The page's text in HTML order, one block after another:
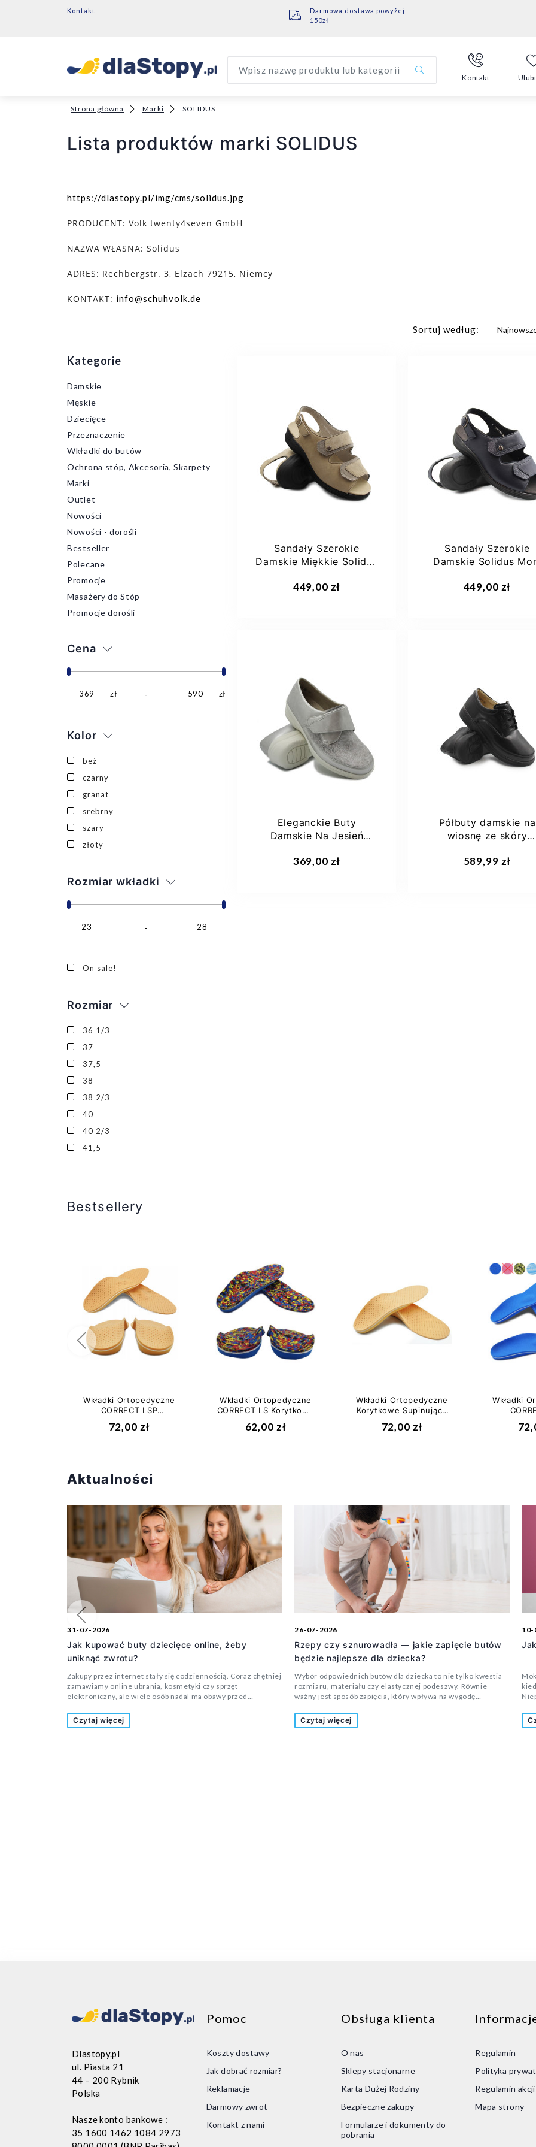
Kontakt
Darmowa dostawa powyżej
150zł
Wpisz nazwę produktu lub kategorii
Kontakt
Strona główna Marki SOLIDUS
Lista produktów marki SOLIDUS
https://dlastopy.pl/img/cms/solidus.jpg
PRODUCENT: Volk twenty4seven GmbH
NAZWA WŁASNA: Solidus
ADRES: Rechbergstr. 3, Elzach 79215, Niemcy
KONTAKT: info@schuhvolk.de
Kategorie
Damskie
Męskie
Dziecięce
Przeznaczenie
Wkładki do butów
Ochrona stóp, Akcesoria, Skarpety
Marki
Outlet
Nowości
Nowości - dorośli
Bestseller
Polecane
Promocje
Masażery do Stóp
Promocje dorośli
Cena
369 zł 590 zł
Kolor
beż
czarny
granat
srebrny
szary
złoty
Rozmiar wkładki
23 28
On sale!
Rozmiar
36 1/3
37
37,5
38
38 2/3
40
40 2/3
41,5
Sortuj według:
Sandały Szerokie
Damskie Miękkie Solidus
449,00 zł
37,5
Sandały Szerokie
Damskie Solidus
449,00 zł
38 2/3
Eleganckie Buty
Damskie Na Jesień
369,00 zł
Półbuty damskie na
wiosnę ze skóry
Solidus...
589,99 zł
Bestsellery
Wkładki Ortopedyczne
CORRECT LSP
Płaskostopie...
72,00 zł
Wkładki Ortopedyczne
CORRECT LS Korytkowe
62,00 zł
Wkładki Ortopedyczne
Korytkowe Supinujące
72,00 zł
Wkładki
Poprzedni
Aktualności
31-07-2026
Jak kupować buty dziecięce online, żeby
uniknąć zwrotu?
Zakupy przez internet stały się codziennością. Coraz chętniej
zamawiamy online ubrania, kosmetyki czy sprzęt
elektroniczny, ale wiele osób nadal ma obawy przed
przymierzenia. Czy rozmiar będzie odpowiedni? Czy but nie
okaże się za wąski? A może dziecko nie będzie chciało w nim
Czytaj więcej
26-07-2026
Rzepy czy sznurowadła — jakie zapięcie butów
będzie najlepsze dla dziecka?
Wybór odpowiednich butów dla dziecka to nie tylko kwestia
rozmiaru, materiału czy elastycznej podeszwy. Równie
ważny jest sposób zapięcia, który wpływa na wygodę
Wielu rodziców zastanawia się, czy lepszym rozwiązaniem
będą buty zapinane na rzepy, czy może klasyczne
Czytaj więcej
10-
nie
Poprzedni
Dlastopy.pl
ul. Piasta 21
44 – 200 Rybnik
Polska
Nasze konto bankowe :
35 1600 1462 1084 2973
Pomoc
Koszty dostawy
Jak dobrać rozmiar?
Reklamacje
Darmowy zwrot
Kontakt z nami
Obsługa klienta
O nas
Sklepy stacjonarne
Karta Dużej Rodziny
Bezpieczne zakupy
Formularze i dokumenty do
pobrania
Regulamin
Polityka
Regulamin
Mapa strony